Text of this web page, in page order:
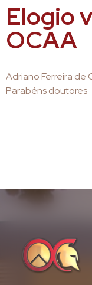
Elogio
OCAA
Adriano Ferreira de
Parabéns doutores